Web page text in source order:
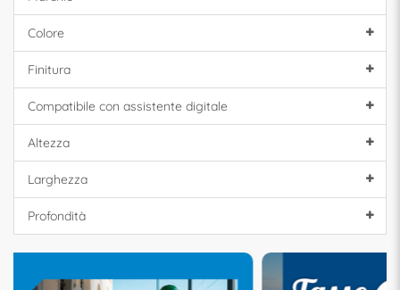
Colore
Finitura
Compatibile con assistente digitale
Altezza
Larghezza
Profondità